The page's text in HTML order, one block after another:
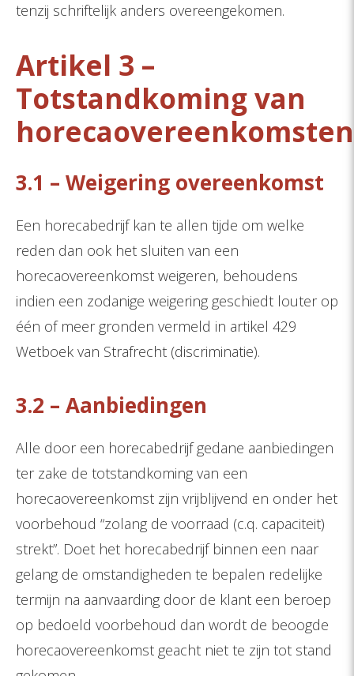
tenzij schriftelijk anders overeengekomen.
Artikel 3 –
Totstandkoming van
horecaovereenkomsten
3.1 – Weigering overeenkomst
Een horecabedrijf kan te allen tijde om welke
reden dan ook het sluiten van een
horecaovereenkomst weigeren, behoudens
indien een zodanige weigering geschiedt louter op
één of meer gronden vermeld in artikel 429
Wetboek van Strafrecht (discriminatie).
3.2 – Aanbiedingen
Alle door een horecabedrijf gedane aanbiedingen
ter zake de totstandkoming van een
horecaovereenkomst zijn vrijblijvend en onder het
voorbehoud “zolang de voorraad (c.q. capaciteit)
strekt”. Doet het horecabedrijf binnen een naar
gelang de omstandigheden te bepalen redelijke
termijn na aanvaarding door de klant een beroep
op bedoeld voorbehoud dan wordt de beoogde
horecaovereenkomst geacht niet te zijn tot stand